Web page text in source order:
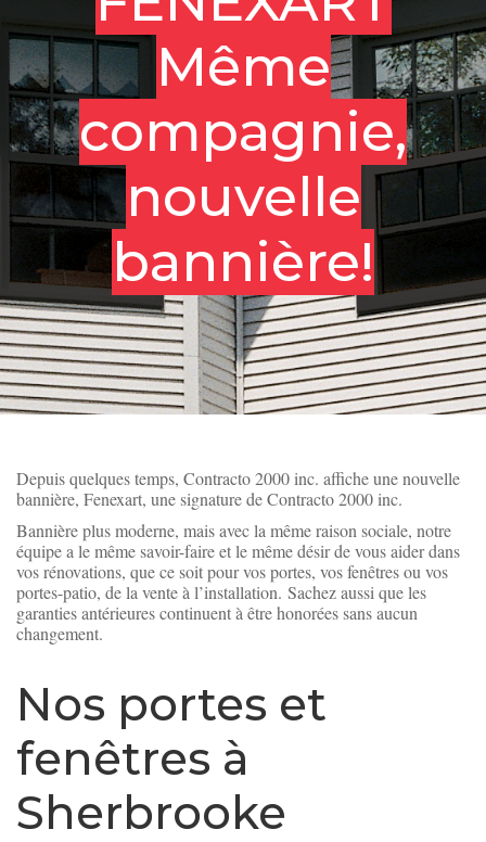
RIVE-SUD DE MTL, MONTÉRÉGIE
BOUCHERVILLE
RIVE NORD ET SUD DE QUÉBEC
ESTRIE
PROTECTION DES RENSEIGNEMENTS PERSONNELS
ET CONFIDENTIELS
Même
compagnie,
nouvelle
bannière!
Depuis quelques temps, Contracto 2000 inc. affiche une nouvelle
bannière, Fenexart, une signature de Contracto 2000 inc.
Bannière plus moderne, mais avec la même raison sociale, notre
équipe a le même savoir-faire et le même désir de vous aider dans
vos rénovations, que ce soit pour vos portes, vos fenêtres ou vos
portes-patio, de la vente à l’installation. Sachez aussi que les
garanties antérieures continuent à être honorées sans aucun
changement.
Nos portes et
fenêtres à
Sherbrooke